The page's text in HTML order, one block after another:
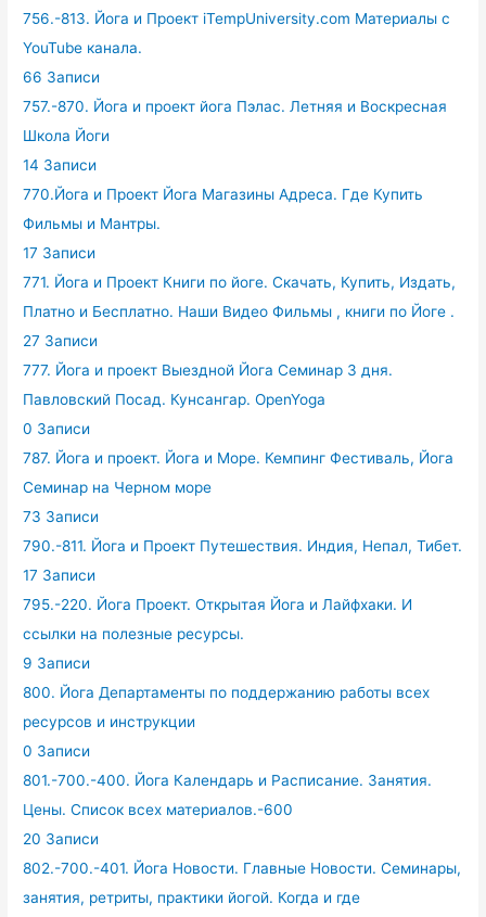
756.-813. Йога и Проект iTempUniversity.com Материалы с
YouTube канала.
66 Записи
757.-870. Йога и проект йога Пэлас. Летняя и Воскресная
Школа Йоги
14 Записи
770.Йога и Проект Йога Магазины Адреса. Где Купить
Фильмы и Мантры.
17 Записи
771. Йога и Проект Книги по йоге. Скачать, Купить, Издать,
Платно и Бесплатно. Наши Видео Фильмы , книги по Йоге .
27 Записи
777. Йога и проект Выездной Йога Семинар 3 дня.
Павловский Посад. Кунсангар. OpenYoga
0 Записи
787. Йога и проект. Йога и Море. Кемпинг Фестиваль, Йога
Семинар на Черном море
73 Записи
790.-811. Йога и Проект Путешествия. Индия, Непал, Тибет.
17 Записи
795.-220. Йога Проект. Открытая Йога и Лайфхаки. И
ссылки на полезные ресурсы.
9 Записи
800. Йога Департаменты по поддержанию работы всех
ресурсов и инструкции
0 Записи
801.-700.-400. Йога Календарь и Расписание. Занятия.
Цены. Список всех материалов.-600
20 Записи
802.-700.-401. Йога Новости. Главные Новости. Семинары,
занятия, ретриты, практики йогой. Когда и где